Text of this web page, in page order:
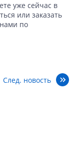
уже сейчас в
или заказать
по
След. новость